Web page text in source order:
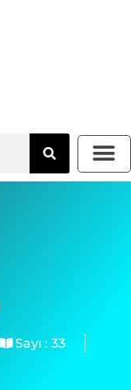
Sayı : 33